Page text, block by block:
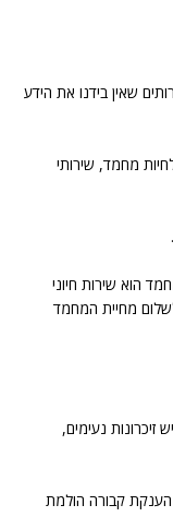
שאין בידנו את הידע
מחמד, שירותי
הוא שירות חיוני
מחיית המחמד
זיכרונות נעימים,
הענקת קבורה הולמת